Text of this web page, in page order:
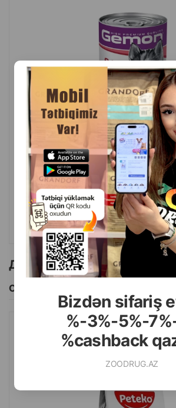
Bizdən sifariş
%-3%-5%-
%cashback
ZOODRUG.AZ
( Отзывы)
Масса Цена
1 шт
6.00
КУПИТЬ
Другие товоры бренда
Смотреть Все
СУХОЙ КОРМ PETEKO ADULT CAT
КОШЕК СО ВКУСОМ КУРИЦЫ